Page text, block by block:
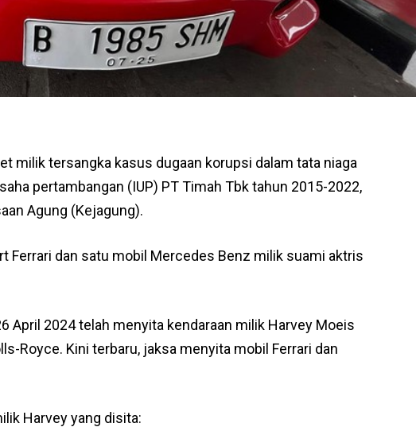
milik tersangka kasus dugaan korupsi dalam tata niaga
pertambangan (IUP) PT Timah Tbk tahun 2015-2022,
Agung (Kejagung).
Ferrari dan satu mobil Mercedes Benz milik suami aktris
April 2024 telah menyita kendaraan milik Harvey Moeis
Royce. Kini terbaru, jaksa menyita mobil Ferrari dan
Harvey yang disita: